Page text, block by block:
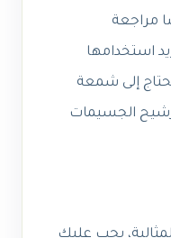
مراجعة
استخدامها
إلى شمعة
الجسيمات
يجب عليك